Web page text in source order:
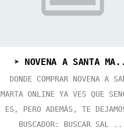
➤ NOVENA A SANTA
DONDE COMPRAR NOVENA A
MARTA ONLINE YA VES QUE
ES, PERO ADEMÁS, TE
BUSCADOR: BUSCAR SAL